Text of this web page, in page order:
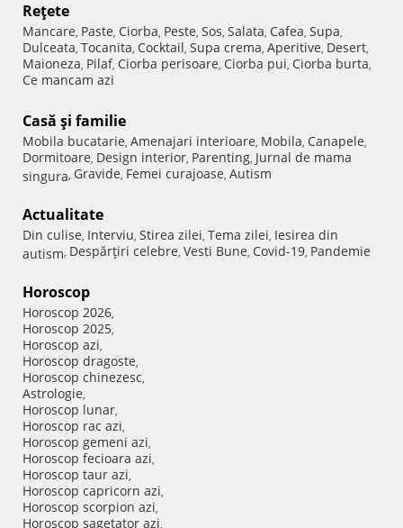
Reţete
Mancare, Paste, Ciorba, Peste, Sos, Salata, Cafea, Supa,
Dulceata, Tocanita, Cocktail, Supa crema, Aperitive, Desert,
Maioneza, Pilaf, Ciorba perisoare, Ciorba pui, Ciorba burta,
Ce mancam azi
Casă şi familie
Mobila bucatarie, Amenajari interioare, Mobila, Canapele,
Dormitoare, Design interior, Parenting, Jurnal de mama
singura, Gravide, Femei curajoase, Autism
Actualitate
Din culise, Interviu, Stirea zilei, Tema zilei, Iesirea din
autism, Despărţiri celebre, Vesti Bune, Covid-19, Pandemie
Horoscop
Horoscop 2026,
Horoscop 2025,
Horoscop azi,
Horoscop dragoste,
Horoscop chinezesc,
Astrologie,
Horoscop lunar,
Horoscop rac azi,
Horoscop gemeni azi,
Horoscop fecioara azi,
Horoscop taur azi,
Horoscop capricorn azi,
Horoscop scorpion azi,
Horoscop sagetator azi,